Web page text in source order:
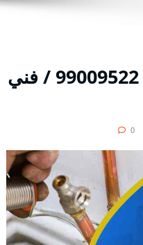
سباك صحي الفيحاء / 99009522 / فني
0